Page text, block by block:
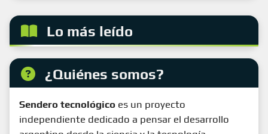
Lo más leído
¿Quiénes somos?
Sendero tecnológico es un proyecto
independiente dedicado a pensar el desarrollo